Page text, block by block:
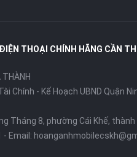
– Gaming Phone Hiệu
yêu cầu hiệu năng mạnh
động, RedMagic 11 Pro nhanh
THOẠI CHÍNH HÃNG CẦN
THÀNH
Chính - Kế Hoạch UBND Quận
Tháng 8, phường Cái Khế,
- Email: